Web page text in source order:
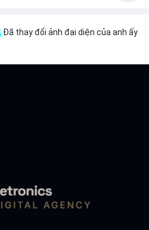
Đã thay đổi ảnh đại diện của anh ấy